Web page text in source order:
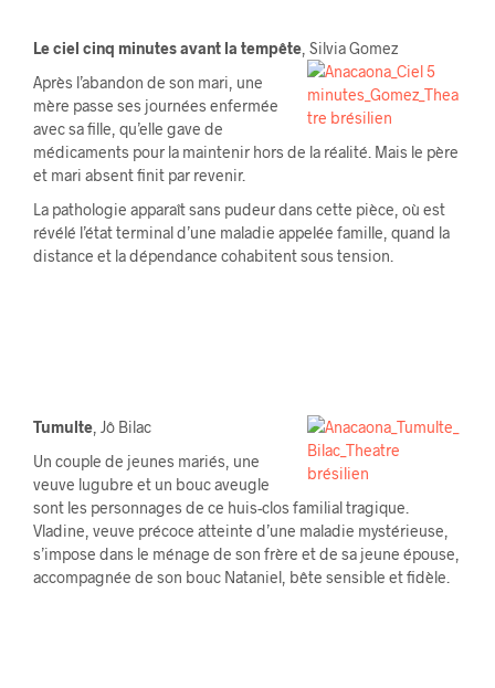
Le ciel cinq minutes avant la tempête , Silvia Gomez
Après l’abandon de son mari, une
mère passe ses journées enfermée
avec sa fille, qu’elle gave de
médicaments pour la maintenir hors de la réalité. Mais le père
et mari absent finit par revenir.
La pathologie apparaît sans pudeur dans cette pièce, où est
révélé l’état terminal d’une maladie appelée famille, quand la
distance et la dépendance cohabitent sous tension.
Tumulte , Jô Bilac
Un couple de jeunes mariés, une
veuve lugubre et un bouc aveugle
sont les personnages de ce huis-clos familial tragique.
Vladine, veuve précoce atteinte d’une maladie mystérieuse,
s’impose dans le ménage de son frère et de sa jeune épouse,
accompagnée de son bouc Nataniel, bête sensible et fidèle.